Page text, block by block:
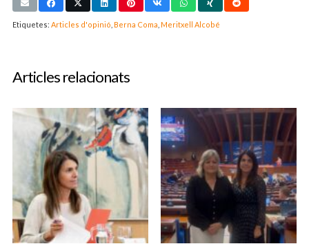
Etiquetes: Articles d'opinió Berna Coma Meritxell Alcobé
Articles relacionats